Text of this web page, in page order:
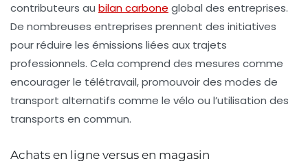
contributeurs au bilan carbone global des entreprises.
De nombreuses entreprises prennent des initiatives
pour réduire les émissions liées aux trajets
professionnels. Cela comprend des mesures comme
encourager le télétravail, promouvoir des modes de
transport alternatifs comme le vélo ou l’utilisation des
transports en commun.
Achats en ligne versus en magasin